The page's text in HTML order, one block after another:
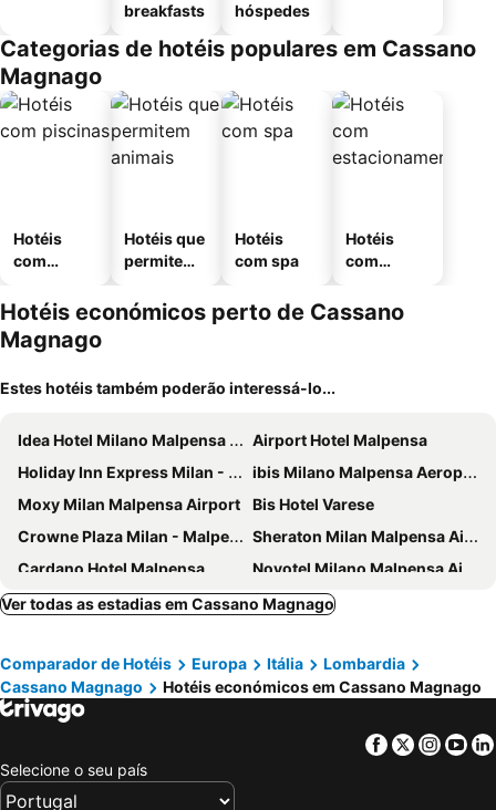
breakfasts
hóspedes
Categorias de hotéis populares em Cassano
Magnago
Hotéis
com
Hotéis que
permitem
Hotéis
com spa
Hotéis
com
mento
Hotéis económicos perto de Cassano
Magnago
Estes hotéis também poderão interessá-lo...
Idea Hotel Milano Malpensa Airport
Airport Hotel Malpensa
Holiday Inn Express Milan - Malpensa Airport By Ihg
ibis Milano Malpensa Aeroporto
Moxy Milan Malpensa Airport
Bis Hotel Varese
Crowne Plaza Milan - Malpensa Airport By Ihg
Sheraton Milan Malpensa Airport Hotel & Conference Centre
Cardano Hotel Malpensa
Novotel Milano Malpensa Airport
First Hotel Malpensa
B&B HOTEL Malpensa Lago Maggiore
Crystal Hotel Varese
Hotel Oleggio Malpensa
Hotel D120
Hotel Villa Malpensa
Hotel Delle Fiere
Just Hotel Saronno
Starhotels Grand Milan
Best Western Hotel Cavalieri Della Corona
Ver todas as estadias em Cassano Magnago
Comparador de Hotéis Europa Itália
Lombardia
Cassano Magnago
Hotéis económicos em Cassano Magnago
Facebook
Twitter
Selecione o seu país